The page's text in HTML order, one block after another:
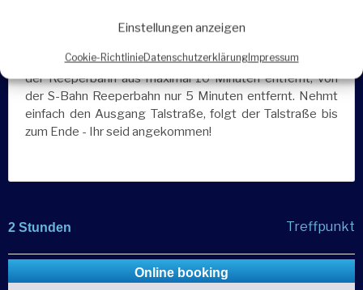
Einstellungen anzeigen
Cookie-RichtlinieDatenschutzerklärungImpressum
Treffpunkt Siehe auf der Landkarte
Treffpunkt ist das St. Pauli Office, Wohlwillstraße 1. Von
der Reeperbahn aus maximal 10 Minuten entfernt, von
der S-Bahn Reeperbahn nur 5 Minuten entfernt. Nehmt
einfach den Ausgang Talstraße, folgt der Talstraße bis
zum Ende - Ihr seid angekommen!
2 Stunden Treffpunkt
Online booking